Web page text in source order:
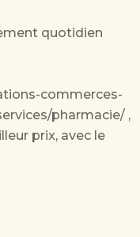
quotidien
commerces-
pharmacie/ ,
prix, avec le